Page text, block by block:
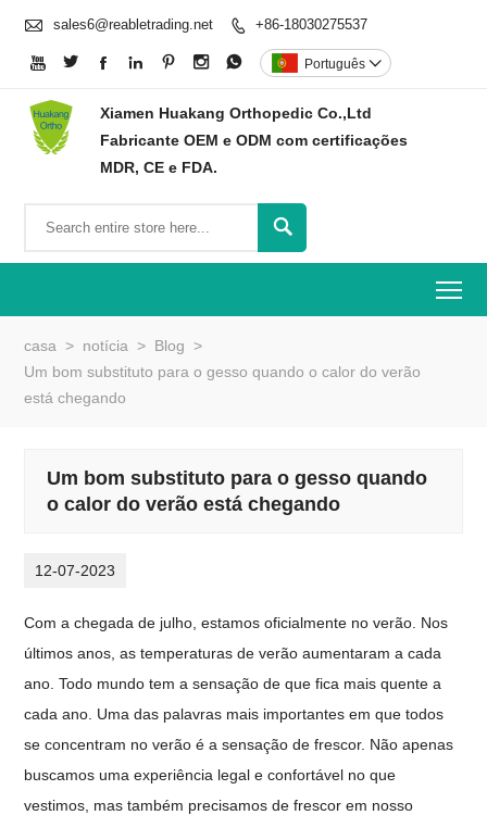
 sales6@reabletrading.net  +86-18030275537
       Português 
Xiamen Huakang Orthopedic Co.,Ltd
Fabricante OEM e ODM com certificações
MDR, CE e FDA.

casa > notícia > Blog >
Um bom substituto para o gesso quando o calor do verão
está chegando
Um bom substituto para o gesso quando
o calor do verão está chegando
12-07-2023
Com a chegada de julho, estamos oficialmente no verão. Nos
últimos anos, as temperaturas de verão aumentaram a cada
ano. Todo mundo tem a sensação de que fica mais quente a
cada ano. Uma das palavras mais importantes em que todos
se concentram no verão é a sensação de frescor. Não apenas
buscamos uma experiência legal e confortável no que
vestimos, mas também precisamos de frescor em nosso